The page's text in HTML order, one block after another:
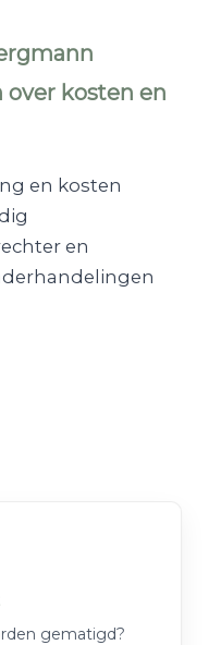
kosten en
en kosten
en
gematigd?